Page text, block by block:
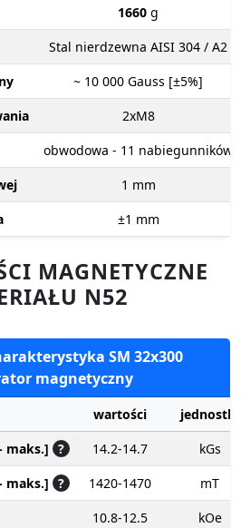
1660 g
Stal nierdzewna AISI 304 / A2
~ 10 000 Gauss [±5%]
2xM8
obwodowa - 11 nabiegunników
1 mm
±1 mm
MAGNETYCZNE
N52
SM 32x300
magnetyczny
wartości
jednostki
maks.] ? 14.2-14.7
kGs
maks.] ? 1420-1470
mT
10.8-12.5
kOe